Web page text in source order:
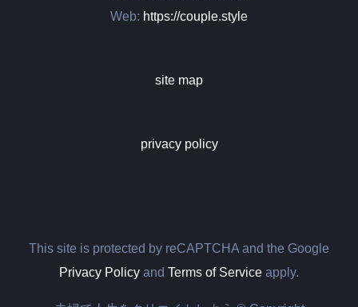
Web: https://couple.style
site map
privacy policy
This site is protected by reCAPTCHA and the Google
Privacy Policy and Terms of Service apply.